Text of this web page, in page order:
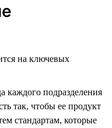
на ключевых
каждого подразделения
так, чтобы ее продукт
стандартам, которые